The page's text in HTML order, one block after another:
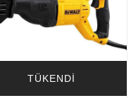
TÜKENDI